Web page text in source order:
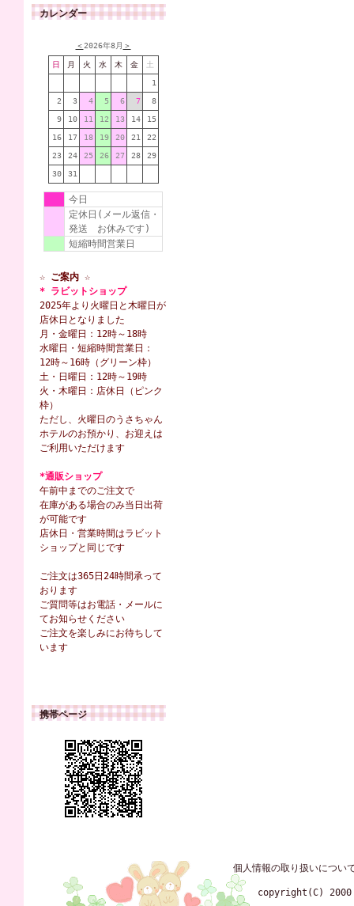
カレンダー
＜2026年8月 ＞
日 月 火 水 木 金 土
1
2 3 4 5 6 7 8
9 10 11 12 13 14 15
16 17 18 19 20 21 22
23 24 25 26 27 28 29
30 31
今日
定休日(メール返信・
発送 お休みです)
短縮時間営業日
☆ ご案内 ☆
* ラビットショップ
2025年より火曜日と木曜日が
店休日となりました
月・金曜日：12時～18時
水曜日・短縮時間営業日：
12時～16時（グリーン枠）
土・日曜日：12時～19時
火・木曜日：店休日（ピンク
枠）
ただし、火曜日のうさちゃん
ホテルのお預かり、お迎えは
ご利用いただけます
*通販ショップ
午前中までのご注文で
在庫がある場合のみ当日出荷
が可能です
店休日・営業時間はラビット
ショップと同じです
ご注文は365日24時間承って
おります
ご質問等はお電話・メールに
てお知らせください
ご注文を楽しみにお待ちして
います
携帯ページ
個人情報の取り扱いについ
copyright(C)